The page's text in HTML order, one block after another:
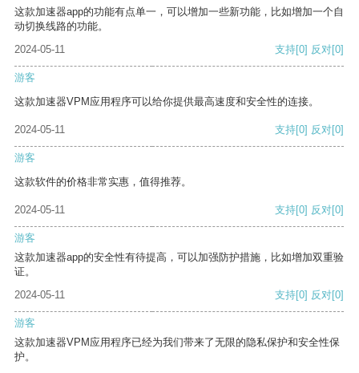
这款加速器app的功能有点单一，可以增加一些新功能，比如增加一个自
动切换线路的功能。
2024-05-11
支持[0] 反对[0]
游客
这款加速器VPM应用程序可以给你提供最高速度和安全性的连接。
2024-05-11 支持[0] 反对[0]
游客
这款软件的价格非常实惠，值得推荐。
2024-05-11 支持[0] 反对[0]
游客
这款加速器app的安全性有待提高，可以加强防护措施，比如增加双重验
证。
2024-05-11
支持[0] 反对[0]
游客
这款加速器VPM应用程序已经为我们带来了无限的隐私保护和安全性保
护。